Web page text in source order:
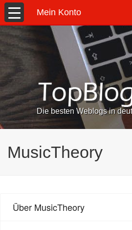
Mein Konto
Die besten Weblogs in
MusicTheory
Über MusicTheory